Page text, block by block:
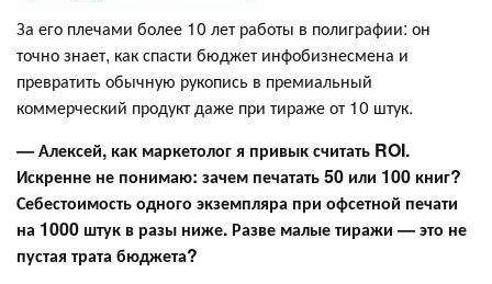
За его плечами более 10 лет работы в полиграфии: он
точно знает, как спасти бюджет инфобизнесмена и
превратить обычную рукопись в премиальный
коммерческий продукт даже при тираже от 10 штук.
— Алексей, как маркетолог я привык считать ROI.
Искренне не понимаю: зачем печатать 50 или 100 книг?
Себестоимость одного экземпляра при офсетной печати
на 1000 штук в разы ниже. Разве малые тиражи — это не
пустая трата бюджета?